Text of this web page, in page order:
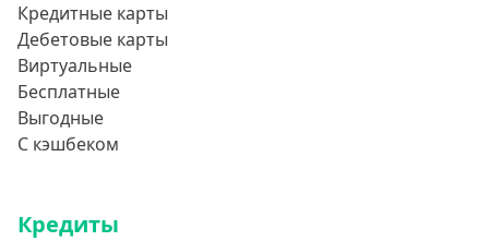
Газификацию
Лечение
Стоматология
Неотложные нужды
Образование
Отдых
Кредитные карты
Дебетовые карты
Виртуальные
Бесплатные
Выгодные
С кэшбеком
Кредиты